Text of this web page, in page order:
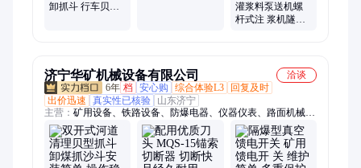
卸抓斗 行车贝壳
灌浆料泵送机螺
杆式注 浆机隧道
济宁华矿机械设备有限公司
洽谈
6年 档 安心购 综合体验L3
回复及时
出价迅速
真实性已核验
山东济宁
主营： 矿用设备、铁路设备、防爆电器、仪器仪表、路面机械、
工程机械